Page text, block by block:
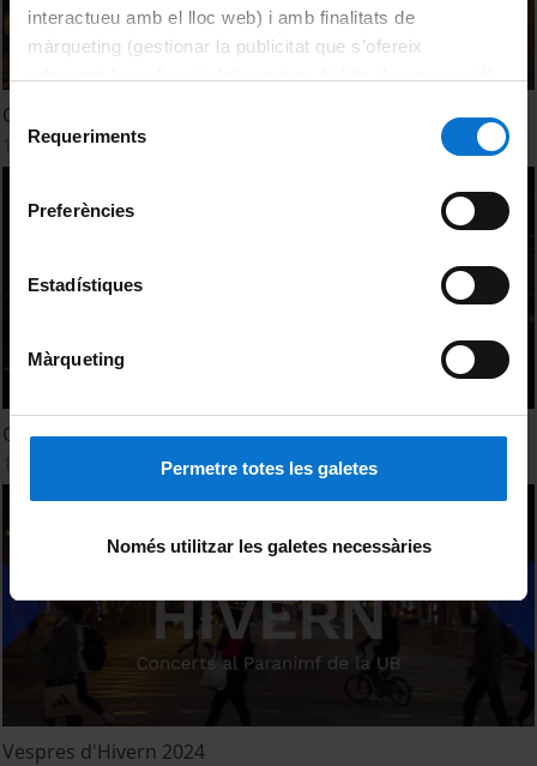
interactueu amb el lloc web) i amb finalitats de
màrqueting (gestionar la publicitat que s’ofereix
consultar laPolítica de galetes del lloc web de la
Selecció
consentiment
Requeriments
Preferències
Estadístiques
Màrqueting
Permetre totes les galetes
Només utilitzar les galetes necessàries
Opinions del públic dels Vespres d'Hivern 2024
15 març, 2024
Opinions dels grups - Els Vespres Hivern 2024
Vespres d'Hivern 2024